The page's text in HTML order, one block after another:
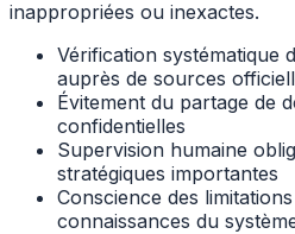
inappropriées ou inexactes.
Vérification systématique
auprès de sources
Évitement du partage de
confidentielles
Supervision humaine
stratégiques importantes
Conscience des
connaissances du